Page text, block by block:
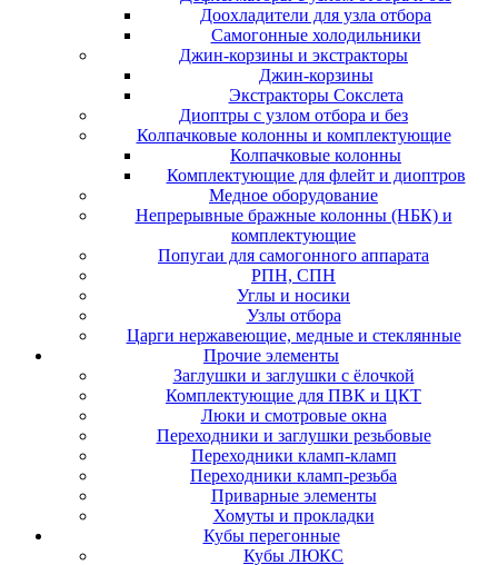
Доохладители для узла отбора
Самогонные холодильники
Джин-корзины и экстракторы
Джин-корзины
Экстракторы Сокслета
Диоптры с узлом отбора и без
Колпачковые колонны и комплектующие
Колпачковые колонны
Комплектующие для флейт и диоптров
Медное оборудование
Непрерывные бражные колонны (НБК) и
комплектующие
Попугаи для самогонного аппарата
РПН, СПН
Углы и носики
Узлы отбора
Царги нержавеющие, медные и стеклянные
Прочие элементы
Заглушки и заглушки с ёлочкой
Комплектующие для ПВК и ЦКТ
Люки и смотровые окна
Переходники и заглушки резьбовые
Переходники кламп-кламп
Переходники кламп-резьба
Приварные элементы
Хомуты и прокладки
Кубы перегонные
Кубы ЛЮКС